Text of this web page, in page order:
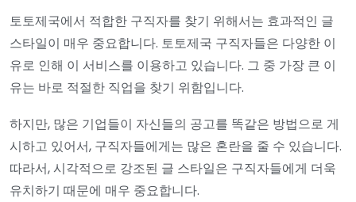
토토제국에서 적합한 구직자를 찾기 위해서는 효과적인 글
스타일이 매우 중요합니다. 토토제국 구직자들은 다양한 이
유로 인해 이 서비스를 이용하고 있습니다. 그 중 가장 큰 이
유는 바로 적절한 직업을 찾기 위함입니다.
하지만, 많은 기업들이 자신들의 공고를 똑같은 방법으로 게
시하고 있어서, 구직자들에게는 많은 혼란을 줄 수 있습니다.
따라서, 시각적으로 강조된 글 스타일은 구직자들에게 더욱
유치하기 때문에 매우 중요합니다.